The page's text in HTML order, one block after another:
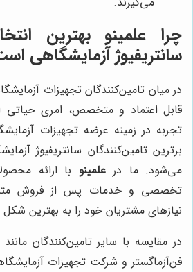
چرا علمینو بهترین
سانتریفیوژ آزمایشگاهی
در میان تامین‌کنندگان تجهیزات
قابل اعتماد و متخصص، امری
تجربه در زمینه عرضه تجهیزات
برترین تامین‌کنندگان سانتریفیوژ
می‌شود. ما درعلمینو با ارائه
تخصصی و خدمات پس از فروش
نیازهای مشتریان خود را به بهترین
در مقایسه با سایر تامین‌کنندگان
فن‌آزماگستر و شرکت تجهیزات